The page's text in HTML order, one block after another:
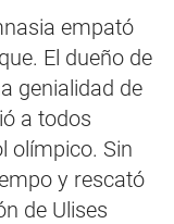
empató
El dueño de
genialidad de
a todos
olímpico. Sin
y rescató
de Ulises